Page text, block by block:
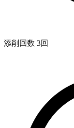
添削回数 3回